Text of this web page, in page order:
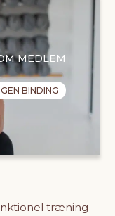
MEDLEM
BINDING
træning